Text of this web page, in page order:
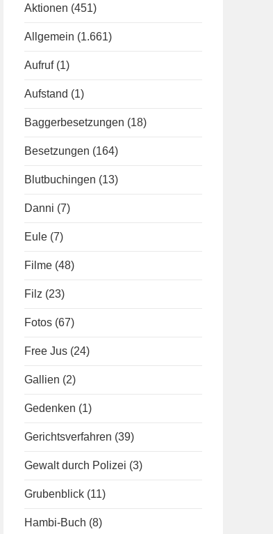
Aktionen (451)
Allgemein (1.661)
Aufruf (1)
Aufstand (1)
Baggerbesetzungen (18)
Besetzungen (164)
Blutbuchingen (13)
Danni (7)
Eule (7)
Filme (48)
Filz (23)
Fotos (67)
Free Jus (24)
Gallien (2)
Gedenken (1)
Gerichtsverfahren (39)
Gewalt durch Polizei (3)
Grubenblick (11)
Hambi-Buch (8)